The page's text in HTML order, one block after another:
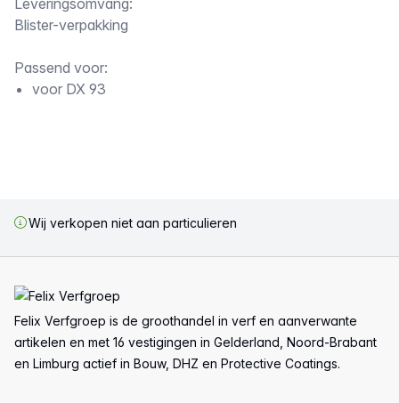
Omschrijving
Leveringsomvang:
Blister-verpakking
Passend voor:
voor DX 93
Wij verkopen niet aan particulieren
Felix Verfgroep is de groothandel in verf en aanverwante
artikelen en met 16 vestigingen in Gelderland, Noord-Brabant
en Limburg actief in Bouw, DHZ en Protective Coatings.